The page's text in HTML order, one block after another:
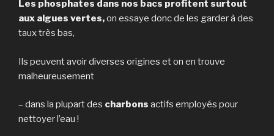
Les phosphates dans nos bacs profitent surtout
aux algues vertes,on essaye donc de les garder à des
taux très bas,
Ils peuvent avoir diverses origines et on en trouve
malheureusement
– dans la plupart des charbons actifs employés pour
nettoyer l’eau !